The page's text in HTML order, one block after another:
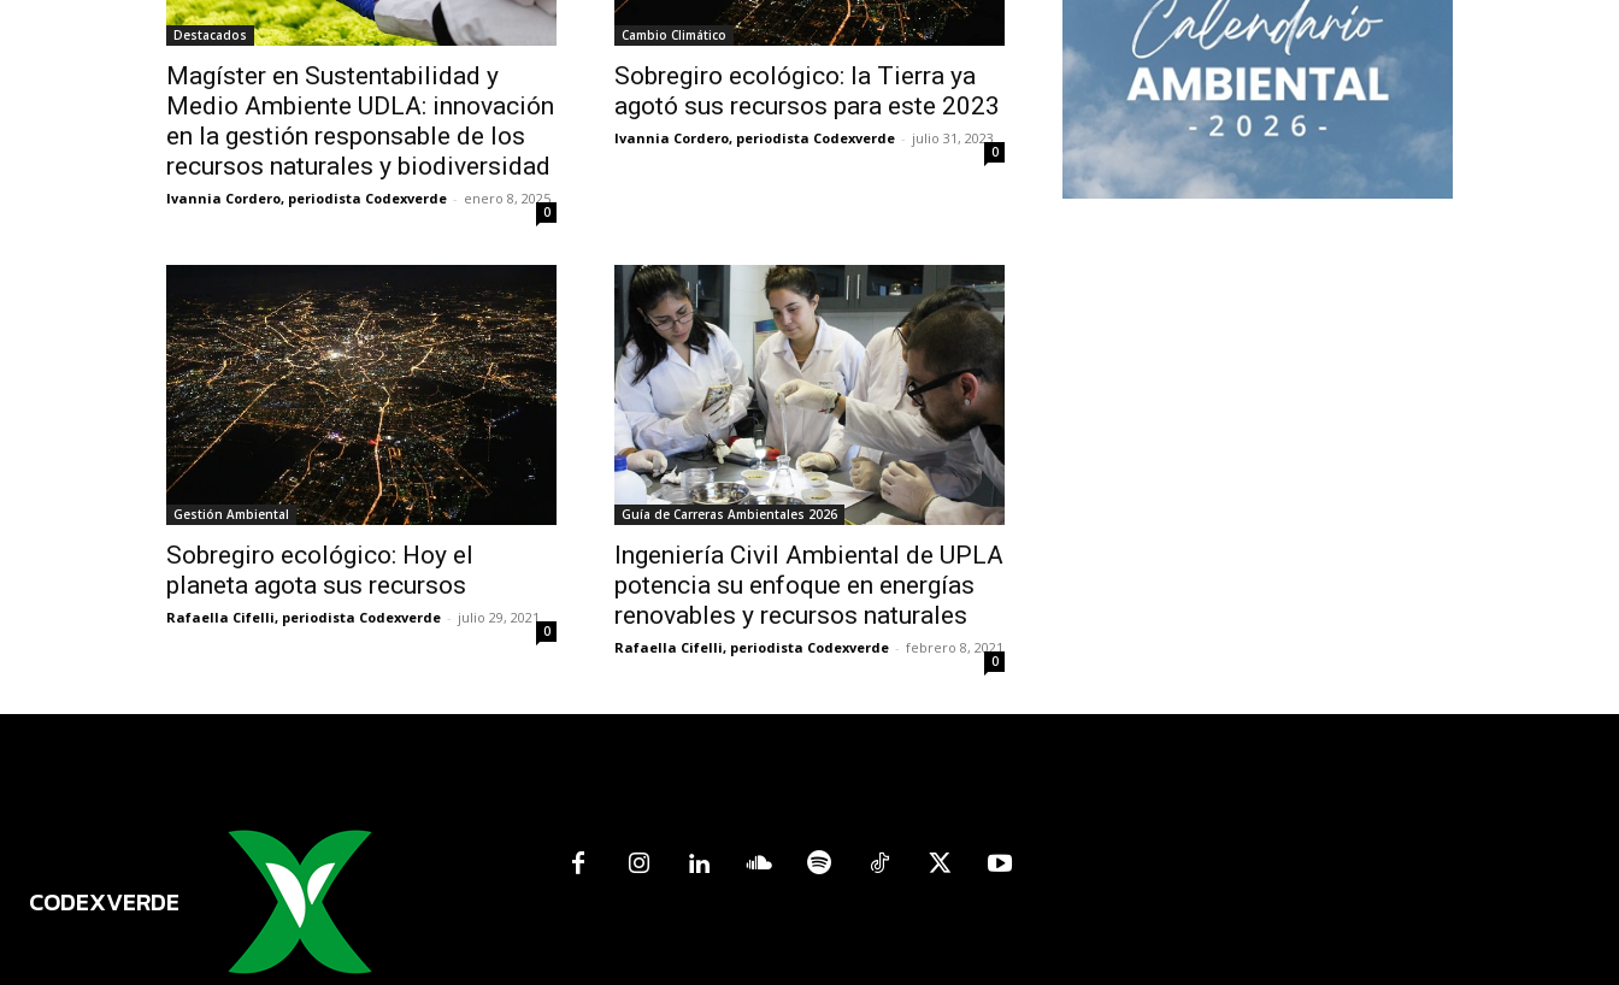
Destacados
Magíster en Sustentabilidad y
Medio Ambiente UDLA: innovación
en la gestión responsable de los
recursos naturales y biodiversidad
Ivannia Cordero, periodista Codexverde - enero 8, 2025
0
Cambio Climático
Sobregiro ecológico: la Tierra ya
agotó sus recursos para este 2023
Ivannia Cordero, periodista Codexverde - julio 31, 2023
0
Gestión Ambiental
Sobregiro ecológico: Hoy el
planeta agota sus recursos
Rafaella Cifelli, periodista Codexverde - julio 29, 2021
0
Guía de Carreras Ambientales 2026
Ingeniería Civil Ambiental de UPLA
potencia su enfoque en energías
renovables y recursos naturales
Rafaella Cifelli, periodista Codexverde - febrero 8, 2021
0
CODEXVERDE